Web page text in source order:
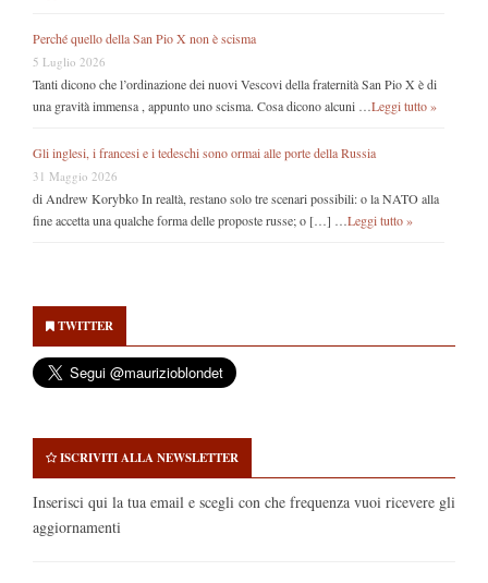
Perché quello della San Pio X non è scisma
5 Luglio 2026
Tanti dicono che l’ordinazione dei nuovi Vescovi della fraternità San Pio X è di
una gravità immensa , appunto uno scisma. Cosa dicono alcuni … Leggi tutto »
Gli inglesi, i francesi e i tedeschi sono ormai alle porte della Russia
31 Maggio 2026
di Andrew Korybko In realtà, restano solo tre scenari possibili: o la NATO alla
fine accetta una qualche forma delle proposte russe; o […] … Leggi tutto »
Sidebar
TWITTER
ISCRIVITI ALLA NEWSLETTER
Inserisci qui la tua email e scegli con che frequenza vuoi ricevere gli
aggiornamenti